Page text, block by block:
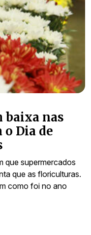
baixa nas
o Dia de
que supermercados
que as floriculturas.
como foi no ano